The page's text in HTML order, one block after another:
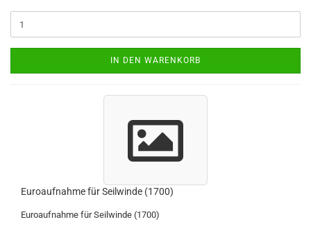
IN DEN WARENKORB
Euroaufnahme für Seilwinde (1700)
Euroaufnahme für Seilwinde (1700)